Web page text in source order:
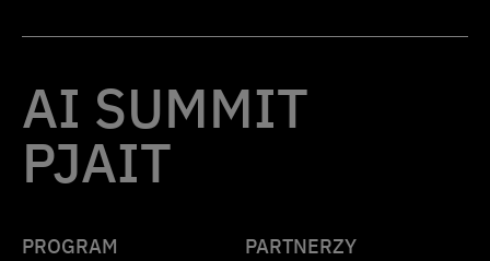
AI SUMMIT
PJAIT
PROGRAM
PARTNERZY